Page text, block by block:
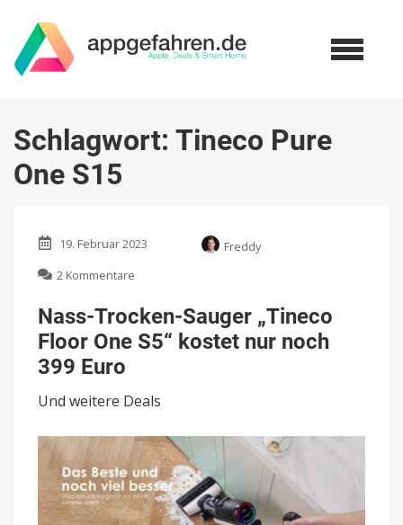
Schlagwort: Tineco Pure
One S15
19. Februar 2023
Freddy
2 Kommentare
Trocken-
Sauger
„Tineco
S5“
kostet
noch
399
Euro
Nass-Trocken-Sauger „Tineco
Floor One S5“ kostet nur noch
399 Euro
Und weitere Deals